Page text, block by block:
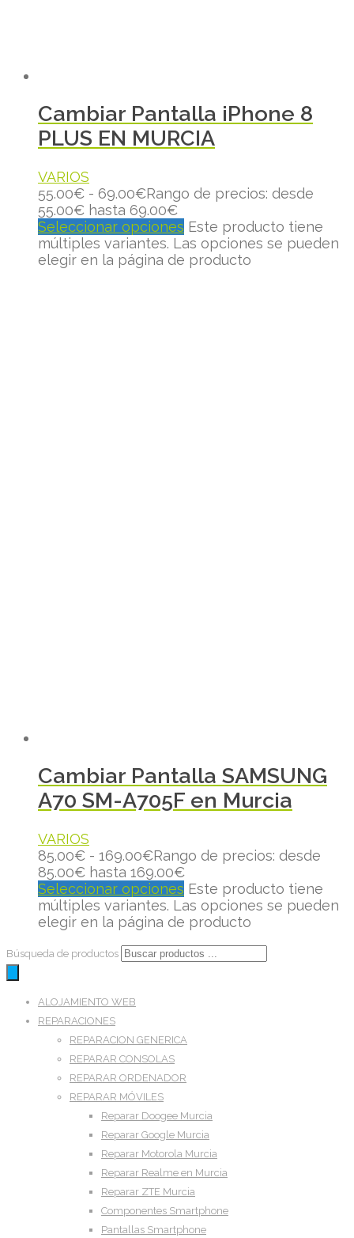
Cambiar Pantalla iPhone 8
PLUS EN MURCIA
VARIOS
55.00€ - 69.00€Rango de precios: desde
55.00€ hasta 69.00€
Seleccionar opciones Este producto tiene
múltiples variantes. Las opciones se pueden
elegir en la página de producto
Cambiar Pantalla SAMSUNG
A70 SM-A705F en Murcia
VARIOS
85.00€ - 169.00€Rango de precios: desde
85.00€ hasta 169.00€
Seleccionar opciones Este producto tiene
múltiples variantes. Las opciones se pueden
elegir en la página de producto
Búsqueda de productos
ALOJAMIENTO WEB
REPARACIONES
REPARACION GENERICA
REPARAR CONSOLAS
REPARAR ORDENADOR
REPARAR MÓVILES
Reparar Doogee Murcia
Reparar Google Murcia
Reparar Motorola Murcia
Reparar Realme en Murcia
Reparar ZTE Murcia
Componentes Smartphone
Pantallas Smartphone